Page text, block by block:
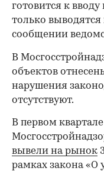
готовится к
только
сообщении
В
объектов
нарушения
отсутствуют.
В первом
вывели на рынок
рамках закона «О